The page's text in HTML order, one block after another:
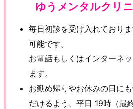
ゆうメンタルクリ
毎日初診を受け入れており
可能です。
お電話もしくはインターネ
ます。
お勤め帰りやお休みの日に
だけるよう、平日 19時（最